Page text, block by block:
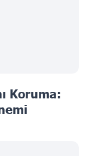
Koruma: